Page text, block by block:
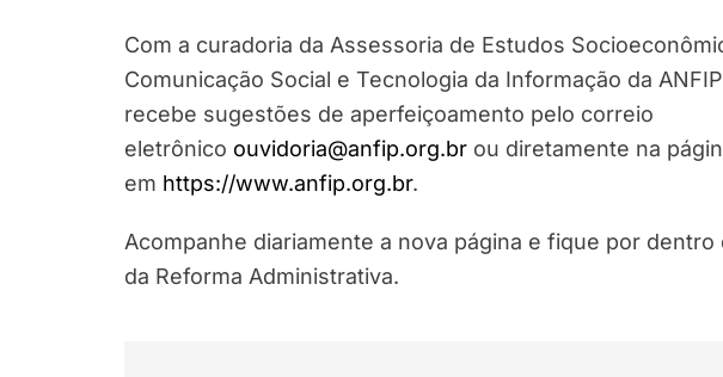
Com a curadoria da Assessoria de Estudos
Comunicação Social e Tecnologia da Informação da
recebe sugestões de aperfeiçoamento pelo correio
eletrônico ouvidoria@anfip.org.br ou diretamente na
em https://www.anfip.org.br.
Acompanhe diariamente a nova página e fique por
da Reforma Administrativa.